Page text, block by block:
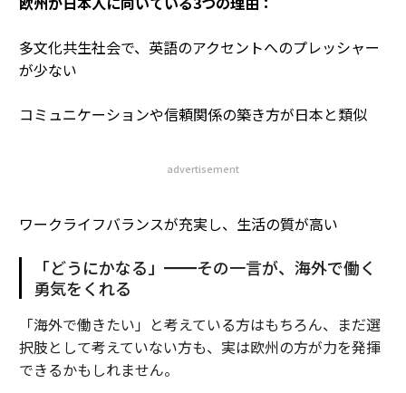
多文化共生社会で、英語のアクセントへのプレッシャー
が少ない
コミュニケーションや信頼関係の築き方が日本と類似
advertisement
ワークライフバランスが充実し、生活の質が高い
「どうにかなる」━━その一言が、海外で働く
勇気をくれる
「海外で働きたい」と考えている方はもちろん、まだ選
択肢として考えていない方も、実は欧州の方が力を発揮
できるかもしれません。